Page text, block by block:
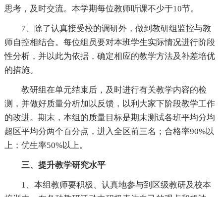
思考，及时交流。本学期每位教师听课不少于10节。
7、除了认真接受校的调研外，做到教研组监控与教
师自控相结合。每位组员要对本班学生实际情况进行阶段
性分析，并以此为依据，确定相应的教学方法及补差培优
的措施。
教研组在单元结束后，及时进行有关教学内容的检
测，并做好质量分析加以反馈，以利大家下阶段教学工作
的改进。期末，本组的质量目标是期末测试各班平均分均
超区平均分两个百分点，进入全区前三名；合格率90%以
上；优生率50%以上。
三、提升教学研究水平
1、本组教师要积极、认真地参与到区级教研及校本